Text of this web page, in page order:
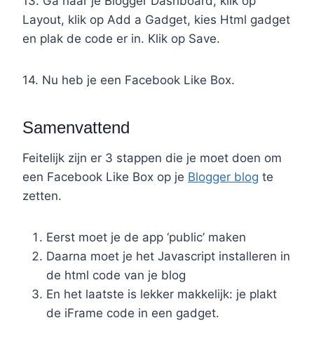
Layout, klik op Add a Gadget, kies Html gadget
en plak de code er in. Klik op Save.
14. Nu heb je een Facebook Like Box.
Samenvattend
Feitelijk zijn er 3 stappen die je moet doen om
een Facebook Like Box op je Blogger blog te
zetten.
Eerst moet je de app ‘public’ maken
Daarna moet je het Javascript installeren in
de html code van je blog
En het laatste is lekker makkelijk: je plakt
de iFrame code in een gadget.